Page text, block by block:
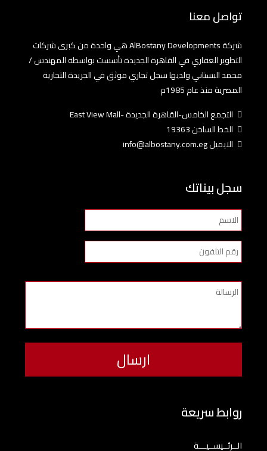
تواصل معنا
شركة AlBostany Developments هي واحدة من كبرى شركات
التطوير العقاري في القاهرة الجديدة تأسست بواسطة المهندس /
محمد البستاني ولديها سجل تجاري موثق في الجريدة التجارية
المصرية منذ عام 1985م
التجمع الخامس-القاهرة الجديدة -East View Mall
الخط الساخن 19363
الايميل info@albostany.com.eg
سجل بيناتك
روابط سريعة
الــرئــيســيـــة